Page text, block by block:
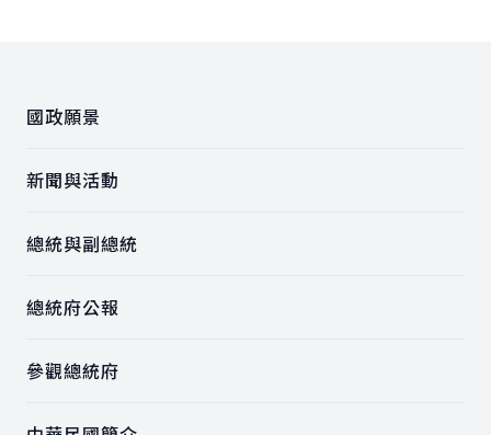
國政願景
新聞與活動
總統與副總統
總統府公報
參觀總統府